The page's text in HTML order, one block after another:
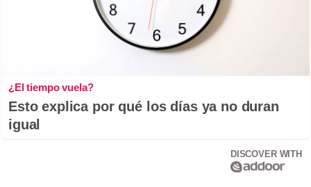
¿El tiempo vuela?
Esto explica por qué los días ya no duran
igual
DISCOVER WITH